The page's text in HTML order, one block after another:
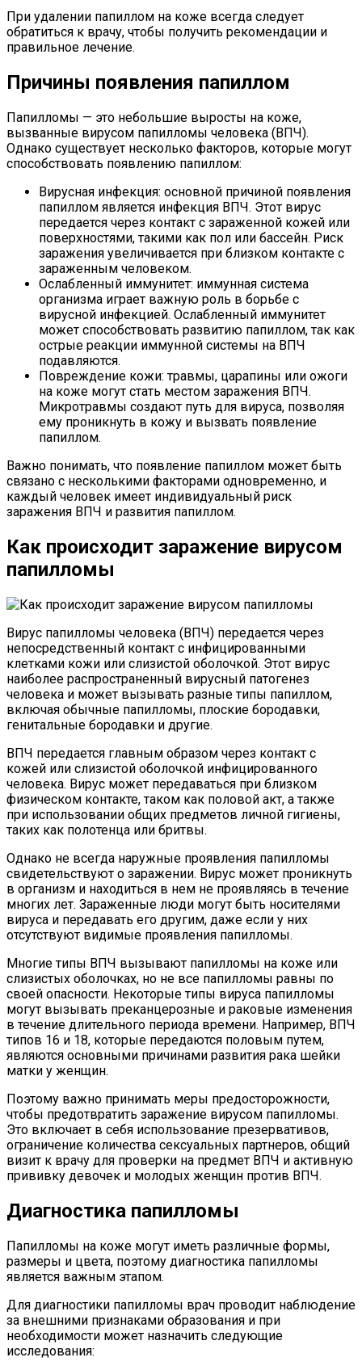
При удалении папиллом на коже всегда следует
обратиться к врачу, чтобы получить рекомендации и
правильное лечение.
Причины появления папиллом
Папилломы — это небольшие выросты на коже,
вызванные вирусом папилломы человека (ВПЧ).
Однако существует несколько факторов, которые могут
способствовать появлению папиллом:
Вирусная инфекция: основной причиной появления
папиллом является инфекция ВПЧ. Этот вирус
передается через контакт с зараженной кожей или
поверхностями, такими как пол или бассейн. Риск
заражения увеличивается при близком контакте с
зараженным человеком.
Ослабленный иммунитет: иммунная система
организма играет важную роль в борьбе с
вирусной инфекцией. Ослабленный иммунитет
может способствовать развитию папиллом, так как
острые реакции иммунной системы на ВПЧ
подавляются.
Повреждение кожи: травмы, царапины или ожоги
на коже могут стать местом заражения ВПЧ.
Микротравмы создают путь для вируса, позволяя
ему проникнуть в кожу и вызвать появление
папиллом.
Важно понимать, что появление папиллом может быть
связано с несколькими факторами одновременно, и
каждый человек имеет индивидуальный риск
заражения ВПЧ и развития папиллом.
Как происходит заражение вирусом
папилломы
Вирус папилломы человека (ВПЧ) передается через
непосредственный контакт с инфицированными
клетками кожи или слизистой оболочкой. Этот вирус
наиболее распространенный вирусный патогенез
человека и может вызывать разные типы папиллом,
включая обычные папилломы, плоские бородавки,
генитальные бородавки и другие.
ВПЧ передается главным образом через контакт с
кожей или слизистой оболочкой инфицированного
человека. Вирус может передаваться при близком
физическом контакте, таком как половой акт, а также
при использовании общих предметов личной гигиены,
таких как полотенца или бритвы.
Однако не всегда наружные проявления папилломы
свидетельствуют о заражении. Вирус может проникнуть
в организм и находиться в нем не проявляясь в течение
многих лет. Зараженные люди могут быть носителями
вируса и передавать его другим, даже если у них
отсутствуют видимые проявления папилломы.
Многие типы ВПЧ вызывают папилломы на коже или
слизистых оболочках, но не все папилломы равны по
своей опасности. Некоторые типы вируса папилломы
могут вызывать преканцерозные и раковые изменения
в течение длительного периода времени. Например, ВПЧ
типов 16 и 18, которые передаются половым путем,
являются основными причинами развития рака шейки
матки у женщин.
Поэтому важно принимать меры предосторожности,
чтобы предотвратить заражение вирусом папилломы.
Это включает в себя использование презервативов,
ограничение количества сексуальных партнеров, общий
визит к врачу для проверки на предмет ВПЧ и активную
прививку девочек и молодых женщин против ВПЧ.
Диагностика папилломы
Папилломы на коже могут иметь различные формы,
размеры и цвета, поэтому диагностика папилломы
является важным этапом.
Для диагностики папилломы врач проводит наблюдение
за внешними признаками образования и при
необходимости может назначить следующие
исследования: